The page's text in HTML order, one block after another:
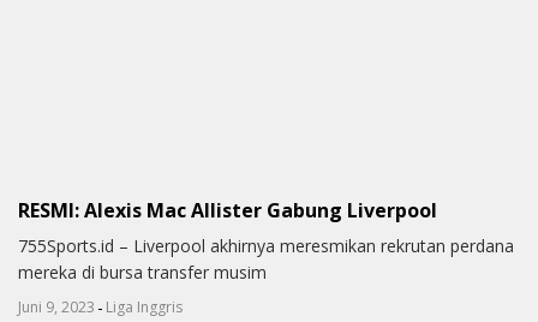
RESMI: Alexis Mac Allister Gabung Liverpool
755Sports.id – Liverpool akhirnya meresmikan rekrutan perdana
mereka di bursa transfer musim
Juni 9, 2023 - Liga Inggris